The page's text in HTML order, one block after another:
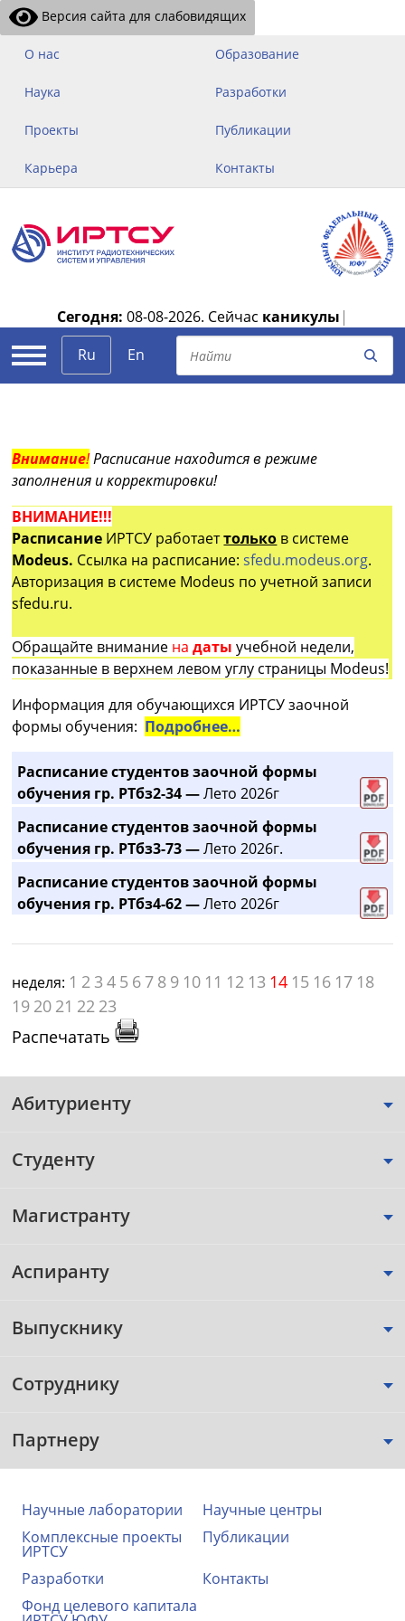
Версия сайта для слабовидящих
О нас Образование
Наука Разработки
Проекты Публикации
Карьера Контакты
Сегодня: 08-08-2026. Сейчас каникулы |
Ru
En
Внимание!Расписание находится в режиме
заполнения и корректировки!
ВНИМАНИЕ!!!
Расписание ИРТСУ работаеттолько в системе
Modeus. Ссылка на расписание:sfedu.modeus.org.
Авторизация в системе Modeus по учетной записи
sfedu.ru.
Обращайте внимание на датыучебной недели,
показанные в верхнем левом углу страницы Modeus!
Информация для обучающихся ИРТСУ заочной
формы обучения: Подробнее…
Расписание студентов заочной формы
обучения гр. РТбз2-34 —Лето 2026г
Расписание студентов заочной формы
обучения гр. РТбз3-73 —Лето 2026г.
Расписание студентов заочной формы
обучения гр. РТбз4-62 —Лето 2026г
неделя: 1 2 3 4 5 6 7 8 9 10 11 12 13 14 15 16 17 18
19 20 21 22 23
Распечатать
Абитуриенту
Студенту
Магистранту
Аспиранту
Выпускнику
Сотруднику
Партнеру
Научные лаборатории
Научные центры
Комплексные проекты
ИРТСУ
Публикации
Разработки
Контакты
Фонд целевого капитала